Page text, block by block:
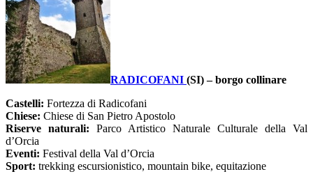
RADICOFANI (SI) – borgo collinare
Castelli: Fortezza di Radicofani
Chiese: Chiese di San Pietro Apostolo
Riserve naturali: Parco Artistico Naturale Culturale della Val
d’Orcia
Eventi: Festival della Val d’Orcia
Sport: trekking escursionistico, mountain bike, equitazione